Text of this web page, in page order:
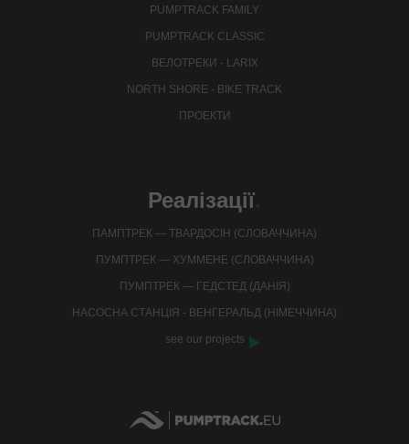
PUMPTRACK FAMILY
PUMPTRACK CLASSIC
ВЕЛОТРЕКИ - LARIX
NORTH SHORE - BIKE TRACK
ПРОЕКТИ
Реалізації.
ПАМПТРЕК — ТВАРДОСІН (СЛОВАЧЧИНА)
ПУМПТРЕК — ХУММЕНЕ (СЛОВАЧЧИНА)
ПУМПТРЕК — ГЕДСТЕД (ДАНІЯ)
НАСОСНА СТАНЦІЯ - ВЕНГЕРАЛЬД (НІМЕЧЧИНА)
see our projects